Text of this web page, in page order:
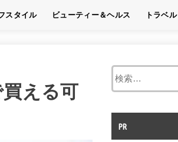
スタイル ビューティー＆ヘルス トラベル
える可
PR